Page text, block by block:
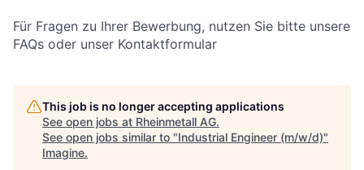
Für Fragen zu Ihrer Bewerbung, nutzen Sie bitte unsere
FAQs oder unser Kontaktformular
This job is no longer accepting applications
See open jobs at Rheinmetall AG.
See open jobs similar to "Industrial Engineer (m/w/d)"
Imagine.